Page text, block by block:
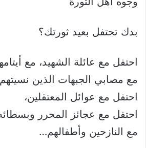
بدك تحتفل بعيد ثورتك؟
احتفل مع عائلة الشهيد، مع
مع مصابي الجبهات الذين نسيتهم
احتفل مع عوائل المعتقلين،
احتفل مع عجائز المحرر
مع النازحين وأطفالهم…